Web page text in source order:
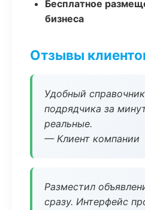
Бесплатное
бизнеса
Отзывы
Удобный
подрядчика за
реальные.
— Клиент компании
Разместил
сразу. Интерфейс